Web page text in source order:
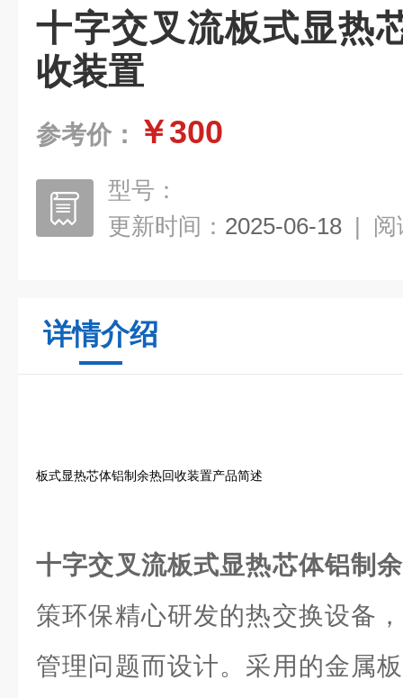
十字交叉流板式显热
收装置
参考价： ￥300
型号：
更新时间： 2025-06-18 | 阅
详情介绍
板式显热芯体铝制余热回收装置产品简述
十字交叉流板式显热芯体铝制
策环保精心研发的热交换设备
管理问题而设计。采用的金属